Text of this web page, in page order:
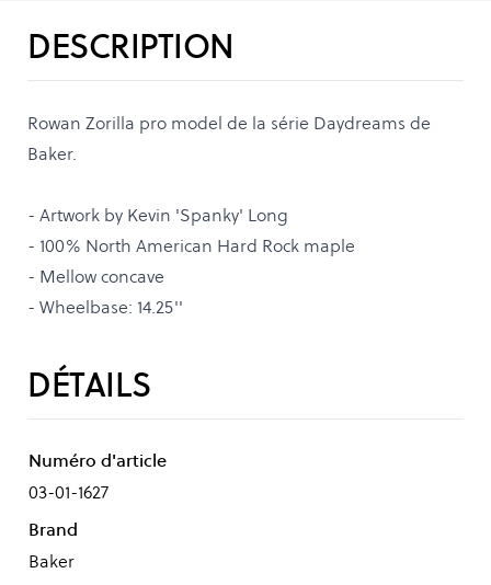
DESCRIPTION
Rowan Zorilla pro model de la série Daydreams de
Baker.
- Artwork by Kevin 'Spanky' Long
- 100% North American Hard Rock maple
- Mellow concave
- Wheelbase: 14.25''
DÉTAILS
Numéro d'article
03-01-1627
Brand
Baker